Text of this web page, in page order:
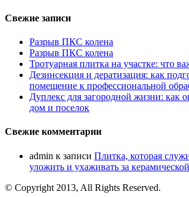
Свежие записи
Разрыв ПКС колена
Разрыв ПКС колена
Тротуарная плитка на участке: что
Дезинсекция и дератизация: как
помещение к профессиональной
Дуплекс для загородной жизни: как
дом и поселок
Свежие комментарии
admin к записи Плитка, которая
уложить и ухаживать за
© Copyright 2013, All Rights Reserved.